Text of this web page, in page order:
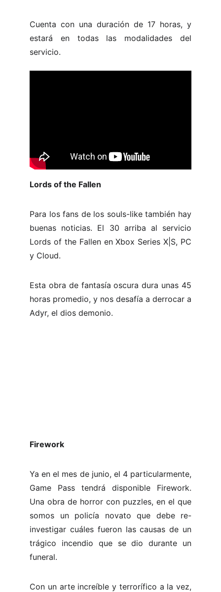
Cuenta con una duración de 17 horas, y
estará en todas las modalidades del
servicio.
Lords of the Fallen
Para los fans de los souls-like también hay
buenas noticias. El 30 arriba al servicio
Lords of the Fallen en Xbox Series X|S, PC
y Cloud.
Esta obra de fantasía oscura dura unas 45
horas promedio, y nos desafía a derrocar a
Adyr, el dios demonio.
Firework
Ya en el mes de junio, el 4 particularmente,
Game Pass tendrá disponible Firework.
Una obra de horror con puzzles, en el que
somos un policía novato que debe re-
investigar cuáles fueron las causas de un
trágico incendio que se dio durante un
funeral.
Con un arte increíble y terrorífico a la vez,